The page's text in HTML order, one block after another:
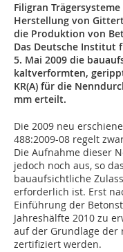
Filigran
Herstellung von
die Produktion von
Das Deutsche Institut
5. Mai 2009 die
kaltverformten,
KR(A) für die
mm erteilt.
Die 2009 neu
488:2009-08 regelt
Die Aufnahme dieser
jedoch noch aus, so
bauaufsichtliche
erforderlich ist. Erst
Einführung der
Jahreshälfte 2010 zu
auf der Grundlage der
zertifiziert werden.